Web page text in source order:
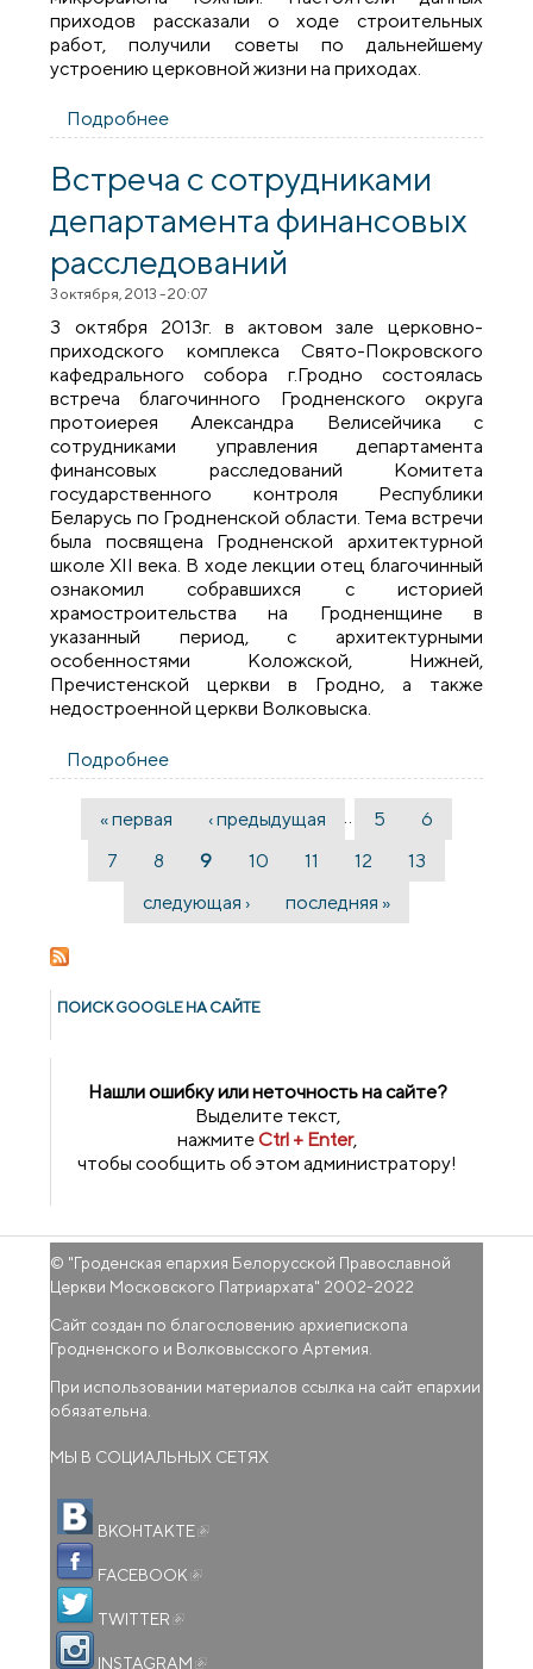
приходов рассказали о ходе строительных
работ, получили советы по дальнейшему
устроению церковной жизни на приходах.
Подробнее
строящиеся храмы города Гродно
Встреча с сотрудниками
департамента финансовых
расследований
3 октября, 2013 - 20:07
3 октября 2013г. в актовом зале церковно-
приходского комплекса Свято-Покровского
кафедрального собора г.Гродно состоялась
встреча благочинного Гродненского округа
протоиерея Александра Велисейчика с
сотрудниками управления департамента
финансовых расследований Комитета
государственного контроля Республики
Беларусь по Гродненской области. Тема встречи
была посвящена Гродненской архитектурной
школе XII века. В ходе лекции отец благочинный
ознакомил собравшихся с историей
храмостроительства на Гродненщине в
указанный период, с архитектурными
особенностями Коложской, Нижней,
Пречистенской церкви в Гродно, а также
недостроенной церкви Волковыска.
Подробнее
финансовых расследований
Страницы
« первая ‹ предыдущая … 5
6
7
8 9 10 11 12
13
следующая ›
последняя »
ПОИСК GOОGLE НА САЙТЕ
Нашли ошибку или неточность на сайте?
Выделите текст,
нажмитеCtrl + Enter,
чтобы сообщить об этом администратору!
© "Гроденская епархия Белорусской Православной
Церкви Московского Патриархата" 2002-2022
Сайт создан по благословению архиепископа
Гродненского и Волковысского Артемия.
При использовании материалов ссылка на сайт епархии
обязательна.
МЫ В СОЦИАЛЬНЫХ СЕТЯХ
ВКОНТАКТЕ
FACEBOOK
TWITTER
INSTAGRAM